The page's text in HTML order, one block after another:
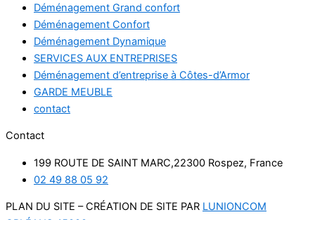
Déménagement Grand confort
Déménagement Confort
Déménagement Dynamique
SERVICES AUX ENTREPRISES
Déménagement d’entreprise à Côtes-d’Armor
GARDE MEUBLE
contact
Contact
199 ROUTE DE SAINT MARC,22300 Rospez, France
02 49 88 05 92
PLAN DU SITE – CRÉATION DE SITE PAR LUNIONCOM
ORLÉANS 45000